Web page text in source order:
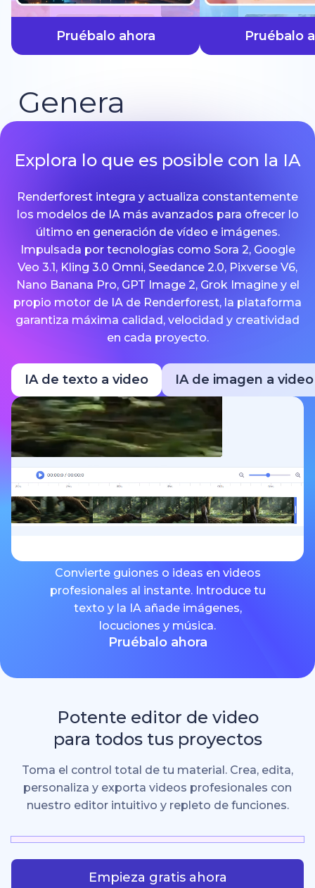
Pruébalo ahora Pruébalo
Genera
más rápido
Explora lo que es posible con la IA
Renderforest integra y actualiza constantemente
los modelos de IA más avanzados para ofrecer lo
último en generación de vídeo e imágenes.
Impulsada por tecnologías como Sora 2, Google
Veo 3.1, Kling 3.0 Omni, Seedance 2.0, Pixverse V6,
Nano Banana Pro, GPT Image 2, Grok Imagine y el
propio motor de IA de Renderforest, la plataforma
garantiza máxima calidad, velocidad y creatividad
en cada proyecto.
IA de texto a video IA de imagen a video
Convierte guiones o ideas en videos
profesionales al instante. Introduce tu
texto y la IA añade imágenes,
locuciones y música.
Pruébalo ahora
Potente editor de video
para todos tus proyectos
Toma el control total de tu material. Crea, edita,
personaliza y exporta videos profesionales con
nuestro editor intuitivo y repleto de funciones.
Empieza gratis ahora